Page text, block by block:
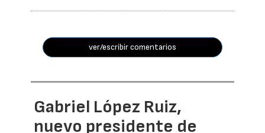
ver/escribir comentarios
Gabriel López Ruiz,
nuevo presidente de